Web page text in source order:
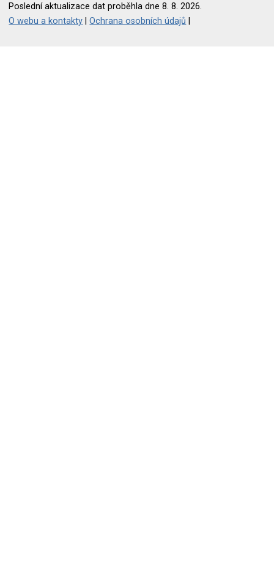
Poslední aktualizace dat proběhla dne 8. 8. 2026.
O webu a kontakty |Ochrana osobních údajů